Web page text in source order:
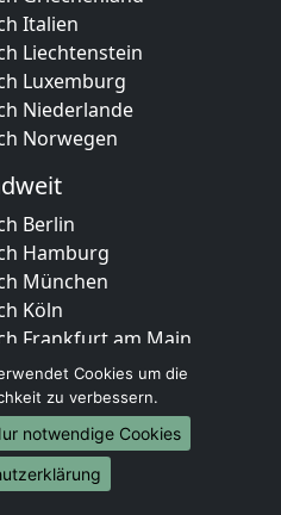
Italien
Liechtenstein
Luxemburg
Niederlande
Norwegen
Berlin
Hamburg
München
Köln
Frankfurt am Main
Stuttgart
Düsseldorf
Leipzig
Dortmund
Essen
Cookies um die
zu verbessern.
notwendige Cookies